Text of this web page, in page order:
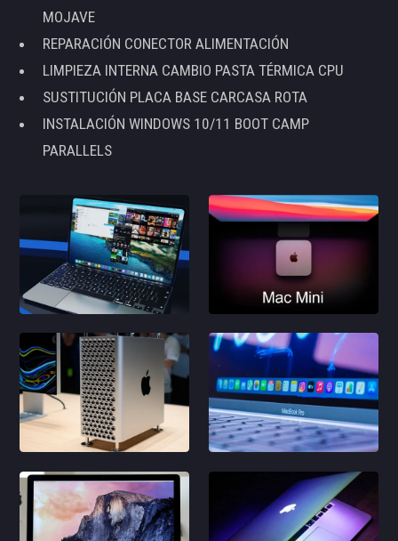
MOJAVE
REPARACIÓN CONECTOR ALIMENTACIÓN
LIMPIEZA INTERNA CAMBIO PASTA TÉRMICA CPU
SUSTITUCIÓN PLACA BASE CARCASA ROTA
INSTALACIÓN WINDOWS 10/11 BOOT CAMP
PARALLELS